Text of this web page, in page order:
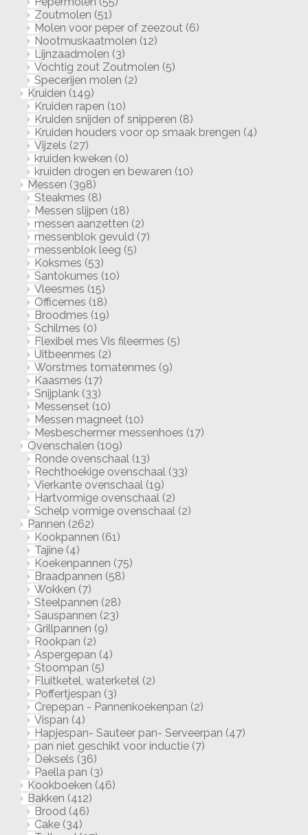
Zoutmolen (51)
Molen voor peper of zeezout (6)
Nootmuskaatmolen (12)
Lijnzaadmolen (3)
Vochtig zout Zoutmolen (5)
Specerijen molen (2)
Kruiden (149)
Kruiden rapen (10)
Kruiden snijden of snipperen (8)
Kruiden houders voor op smaak brengen (4)
Vijzels (27)
kruiden kweken (0)
kruiden drogen en bewaren (10)
Messen (398)
Steakmes (8)
Messen slijpen (18)
messen aanzetten (2)
messenblok gevuld (7)
messenblok leeg (5)
Koksmes (53)
Santokumes (10)
Vleesmes (15)
Officemes (18)
Broodmes (19)
Schilmes (0)
Flexibel mes Vis fileermes (5)
Uitbeenmes (2)
Worstmes tomatenmes (9)
Kaasmes (17)
Snijplank (33)
Messenset (10)
Messen magneet (10)
Mesbeschermer messenhoes (17)
Ovenschalen (109)
Ronde ovenschaal (13)
Rechthoekige ovenschaal (33)
Vierkante ovenschaal (19)
Hartvormige ovenschaal (2)
Schelp vormige ovenschaal (2)
Pannen (262)
Kookpannen (61)
Tajine (4)
Koekenpannen (75)
Braadpannen (58)
Wokken (7)
Steelpannen (28)
Sauspannen (23)
Grillpannen (9)
Rookpan (2)
Aspergepan (4)
Stoompan (5)
Fluitketel, waterketel (2)
Poffertjespan (3)
Crepepan - Pannenkoekenpan (2)
Vispan (4)
Hapjespan- Sauteer pan- Serveerpan (47)
pan niet geschikt voor inductie (7)
Deksels (36)
Paella pan (3)
Kookboeken (46)
Bakken (412)
Brood (46)
Cake (34)